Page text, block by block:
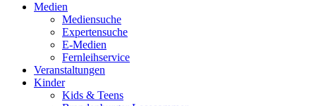
Medien
Mediensuche
Expertensuche
E-Medien
Fernleihservice
Veranstaltungen
Kinder
Kids & Teens